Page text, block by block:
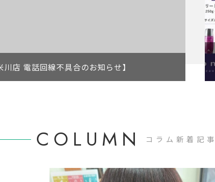
川店 電話回線不具合のお知らせ】
COLUMN コラム新着記事